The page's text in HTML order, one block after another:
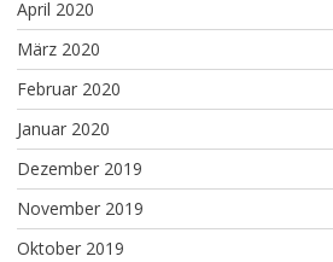
April 2020
März 2020
Februar 2020
Januar 2020
Dezember 2019
November 2019
Oktober 2019